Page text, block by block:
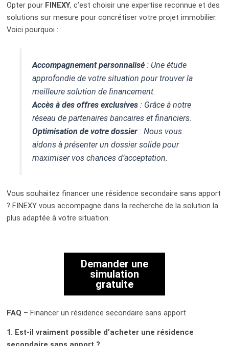
Opter pour FINEXY, c’est choisir une expertise reconnue et des
solutions sur mesure pour concrétiser votre projet immobilier.
Voici pourquoi :
Accompagnement personnalisé: Une étude
approfondie de votre situation pour trouver la
meilleure solution de financement.
Accès à des offres exclusives: Grâce à notre
réseau de partenaires bancaires et financiers.
Optimisation de votre dossier: Nous vous
aidons à présenter un dossier solide pour
maximiser vos chances d’acceptation.
Vous souhaitez financer une résidence secondaire sans apport
? FINEXY vous accompagne dans la recherche de la solution la
plus adaptée à votre situation.
Demander une
simulation
gratuite
FAQ – Financer un résidence secondaire sans apport
1. Est-il vraiment possible d’acheter une résidence